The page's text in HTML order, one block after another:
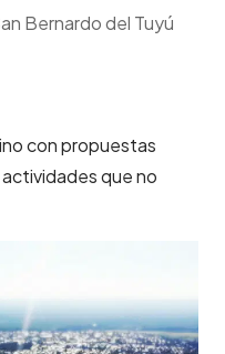
Bernardo del Tuyú
con propuestas
que no